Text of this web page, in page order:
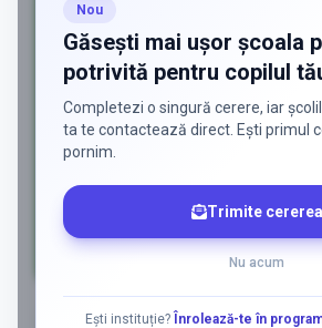
Nou
Găsești mai ușor școala
potrivită pentru copilul
Completezi o singură cerere, iar
ta te contactează direct. Ești primul
pornim.
Trimite cererea
Nu acum
Ești instituție?
Înrolează-te în